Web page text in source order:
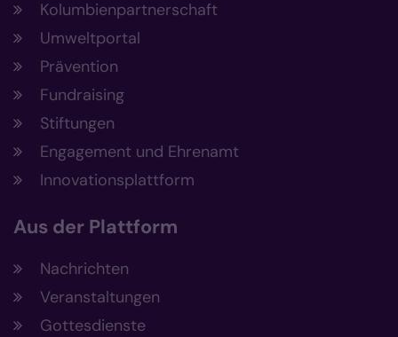
Kolumbienpartnerschaft
Umweltportal
Prävention
Fundraising
Stiftungen
Engagement und Ehrenamt
Innovationsplattform
Aus der Plattform
Nachrichten
Veranstaltungen
Gottesdienste